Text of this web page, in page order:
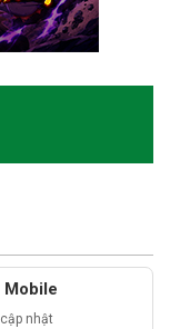
Mobile
nhật